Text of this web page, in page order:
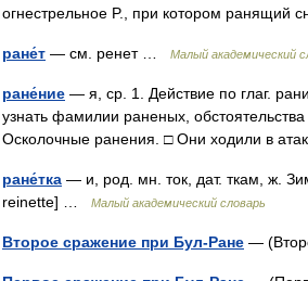
огнестрельное P., при котором ранящий
ране́т — см. ренет … Малый академический
ране́ние — я, ср. 1. Действие по глаг.
узнать фамилии раненых,
Осколочные ранения. □ Они ходили в
ране́тка — и, род. мн. ток, дат. ткам, ж.
reinette] …
Малый академический словарь
Второе сражение при Бул-Ране —